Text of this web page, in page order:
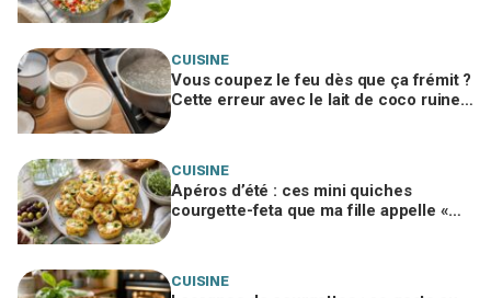
CUISINE
Vous coupez le feu dès que ça frémit ?
Cette erreur avec le lait de coco ruine
CUISINE
Apéros d’été : ces mini quiches
courgette-feta que ma fille appelle «
CUISINE